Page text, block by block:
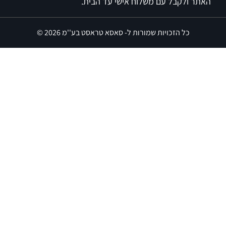
כל הזכויות שמורות ל- סאסא טראסט בע''מ 2026 ©